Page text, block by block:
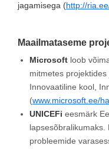
jagamisega (http://
Maailmataseme
Microsoft loob
mitmetes
Innovaatiline kool,
(www.microsoft.ee/
UNICEFi eesmärk
lapsesõbralikumaks.
probleemide